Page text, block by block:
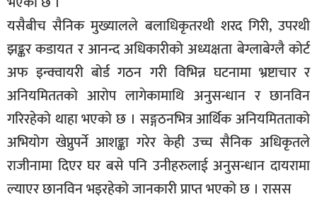
यसैबीच सैनिक मुख्यालले बलाधिकृतरथी शरद गिरी, उपरथी
झङ्कर कडायत र आनन्द अधिकारीको अध्यक्षता बेग्लाबेग्लै कोर्ट
अफ इन्क्वायरी बोर्ड गठन गरी विभिन्न घटनामा भ्रष्टाचार र
अनियमिततको आरोप लागेकामाथि अनुसन्धान र छानविन
गरिरहेको थाहा भएको छ । सङ्गठनभित्र आर्थिक अनियमितताको
अभियोग खेप्नुपर्ने आशङ्का गरेर केही उच्च सैनिक अधिकृतले
राजीनामा दिएर घर बसे पनि उनीहरुलाई अनुसन्धान दायरामा
ल्याएर छानविन भइरहेको जानकारी प्राप्त भएको छ । रासस